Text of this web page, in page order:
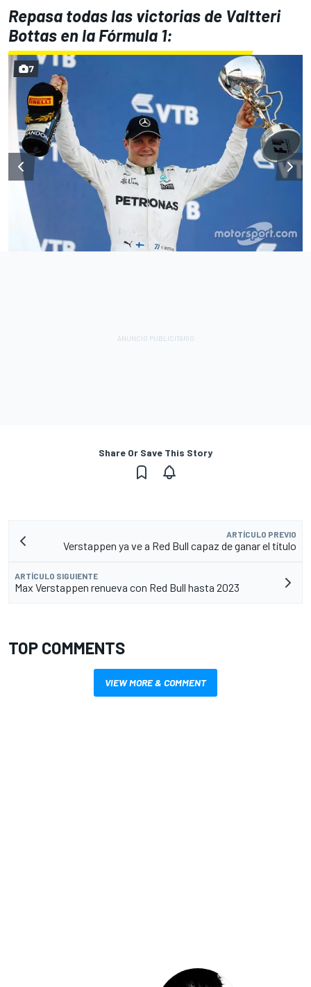
Repasa todas las victorias de Valtteri
Bottas en la Fórmula 1:
7
Share Or Save This Story
ARTÍCULO PREVIO
Verstappen ya ve a Red Bull capaz de ganar el título
ARTÍCULO SIGUIENTE
Max Verstappen renueva con Red Bull hasta 2023
TOP COMMENTS
VIEW MORE & COMMENT